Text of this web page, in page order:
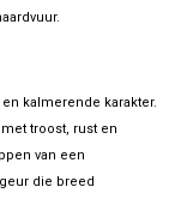
kalmerende karakter.
troost, rust en
van een
die breed